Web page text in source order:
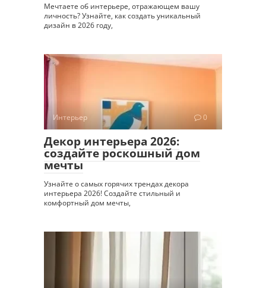
Мечтаете об интерьере, отражающем вашу
личность? Узнайте, как создать уникальный
дизайн в 2026 году,
Интерьер 0
Декор интерьера 2026:
создайте роскошный дом
мечты
Узнайте о самых горячих трендах декора
интерьера 2026! Создайте стильный и
комфортный дом мечты,